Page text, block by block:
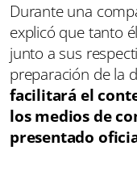
Durante una
explicó que tanto
junto a sus
preparación de la
facilitará el
los medios de
presentado